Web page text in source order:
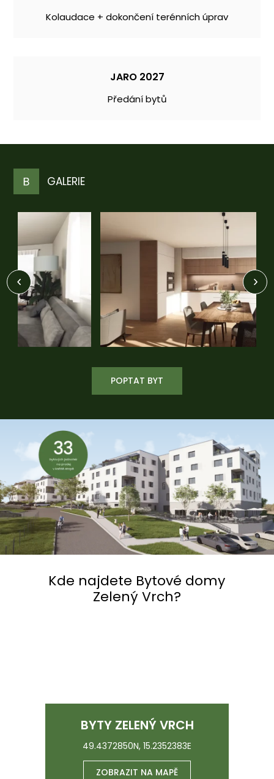
Kolaudace + dokončení terénních úprav
JARO 2027
Předání bytů
GALERIE
POPTAT BYT
Kde najdete Bytové domy
Zelený Vrch?
BYTY ZELENÝ VRCH
49.4372850N, 15.2352383E
ZOBRAZIT NA MAPĚ